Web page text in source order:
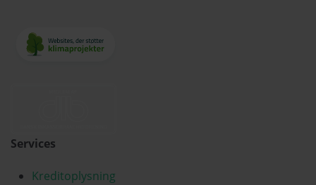
Services
Kreditoplysning